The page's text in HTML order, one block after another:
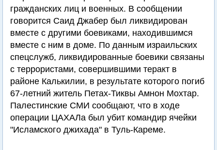
гражданских лиц и военных. В сообщении
говорится Саид Джабер был ликвидирован
вместе с другими боевиками, находившимся
вместе с ним в доме. По данным израильских
спецслужб, ликвидированные боевики связаны
с террористами, совершившими теракт в
районе Калькилии, в результате которого погиб
67-летний житель Петах-Тиквы Амнон Мохтар.
Палестинские СМИ сообщают, что в ходе
операции ЦАХАЛа был убит командир ячейки
"Исламского джихада" в Туль-Кареме.